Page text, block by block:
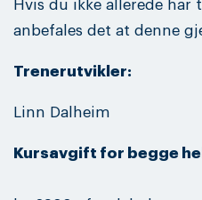
Hvis du ikke allerede har
anbefales det at denne
Trenerutvikler:
Linn Dalheim
Kursavgift for begge